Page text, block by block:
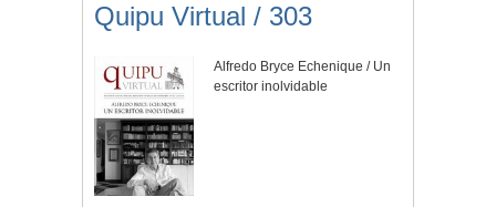
Quipu Virtual / 303
Alfredo Bryce Echenique / Un
escritor inolvidable